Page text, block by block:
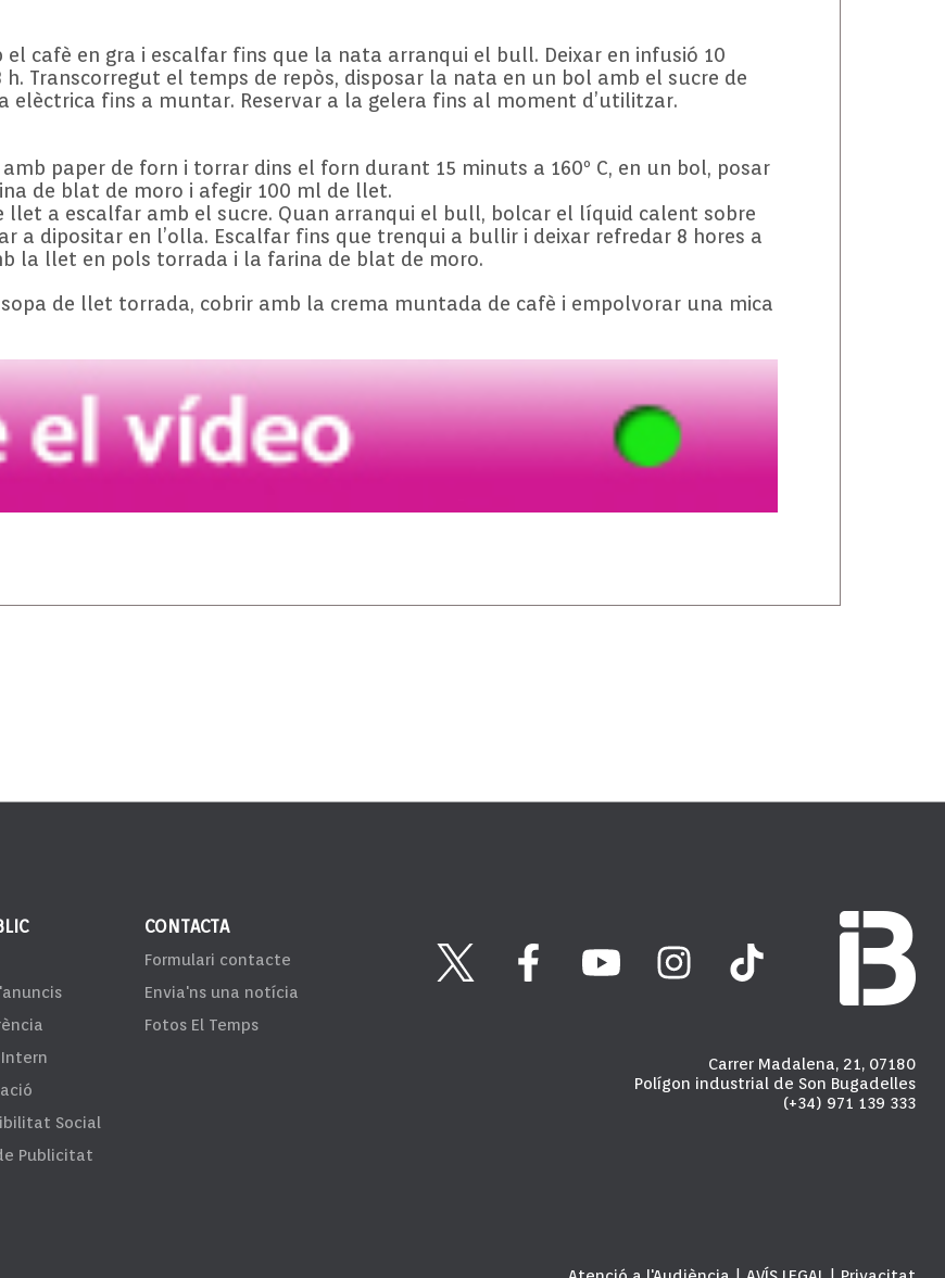
cafè en gra i escalfar fins que la nata arranqui el bull. Deixar en infusió 10
Transcorregut el temps de repòs, disposar la nata en un bol amb el sucre de
elèctrica fins a muntar. Reservar a la gelera fins al moment d’utilitzar.
paper de forn i torrar dins el forn durant 15 minuts a 160º C, en un bol, posar
de blat de moro i afegir 100 ml de llet.
llet a escalfar amb el sucre. Quan arranqui el bull, bolcar el líquid calent sobre
a dipositar en l’olla. Escalfar fins que trenqui a bullir i deixar refredar 8 hores a
la llet en pols torrada i la farina de blat de moro.
de llet torrada, cobrir amb la crema muntada de cafè i empolvorar una mica
Social
Publicitat
CONTACTA
Formulari contacte
Envia'ns una notícia
Fotos El Temps
Carrer Madalena, 21, 07180
Polígon industrial de Son Bugadelles
(+34) 971 139 333